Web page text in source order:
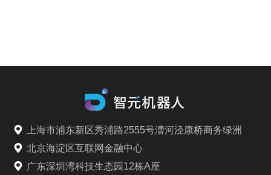
上海市浦东新区秀浦路2555号漕河泾康桥商务绿洲
北京海淀区互联网金融中心
广东深圳湾科技生态园12栋A座